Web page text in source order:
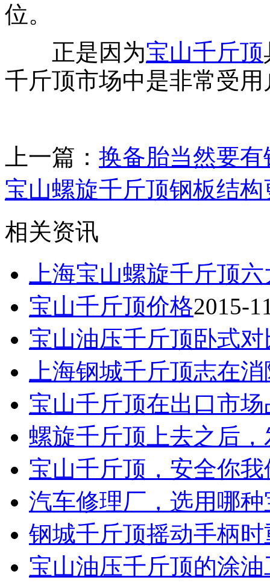
位。
正是因为宝山千斤顶
千斤顶市场中是非常受
上一篇： 换备胎当然要
宝山螺旋千斤顶钢板结构
相关资讯
上海宝山螺旋千斤顶
宝山千斤顶价格2015-
宝山油压千斤顶卧式
上海钢城千斤顶志在
宝山千斤顶在出口市
螺旋千斤顶上去之后
宝山千斤顶，安全你我
汽车修理厂，选用哪
钢城千斤顶摇动手柄
宝山油压千斤顶的涂